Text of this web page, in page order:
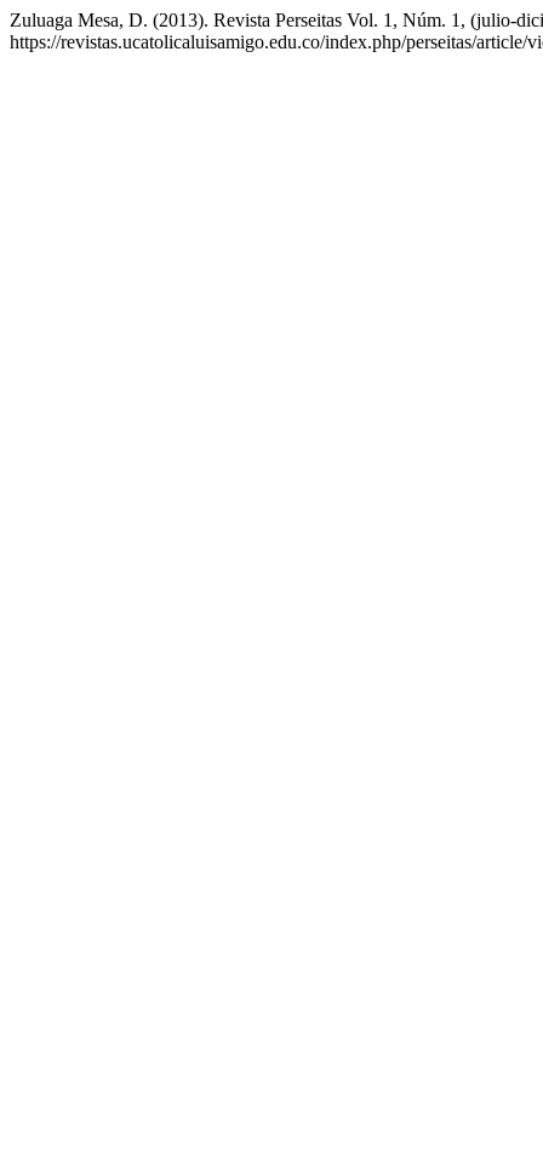
Zuluaga Mesa, D. (2013). Revista Perseitas Vol. 1, Núm. 1, (julio-
https://revistas.ucatolicaluisamigo.edu.co/index.php/perseitas/article/